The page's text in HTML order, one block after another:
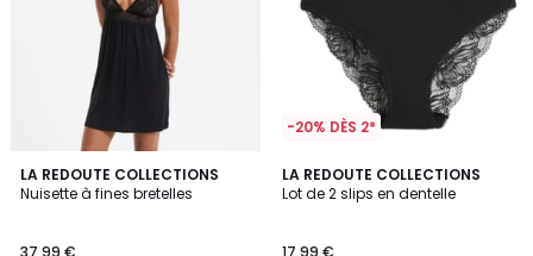
LA REDOUTE COLLECTIONS
Nuisette à fines bretelles
37,99 €
-20% DÈS 2*
LA REDOUTE COLLECTIONS
Lot de 2 slips en dentelle
17,99 €
4,8
/ 5